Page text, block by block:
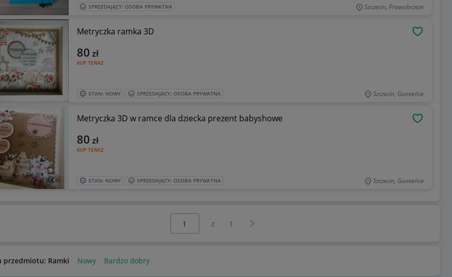
SPRZEDAJĄCY: OSOBA PRYWATNA Szczecin, Prawobrzeże
Metryczka ramka 3D
KUP TERAZ
80 zł
STAN: NOWY SPRZEDAJĄCY: OSOBA PRYWATNA Szczecin, Gumieńce
Metryczka 3D w ramce dla dziecka prezent babyshowe
KUP TERAZ
80 zł
STAN: NOWY SPRZEDAJĄCY: OSOBA PRYWATNA Szczecin, Gumieńce
z 1 Następna strona
przedmiotu: Ramki Nowy Bardzo dobry